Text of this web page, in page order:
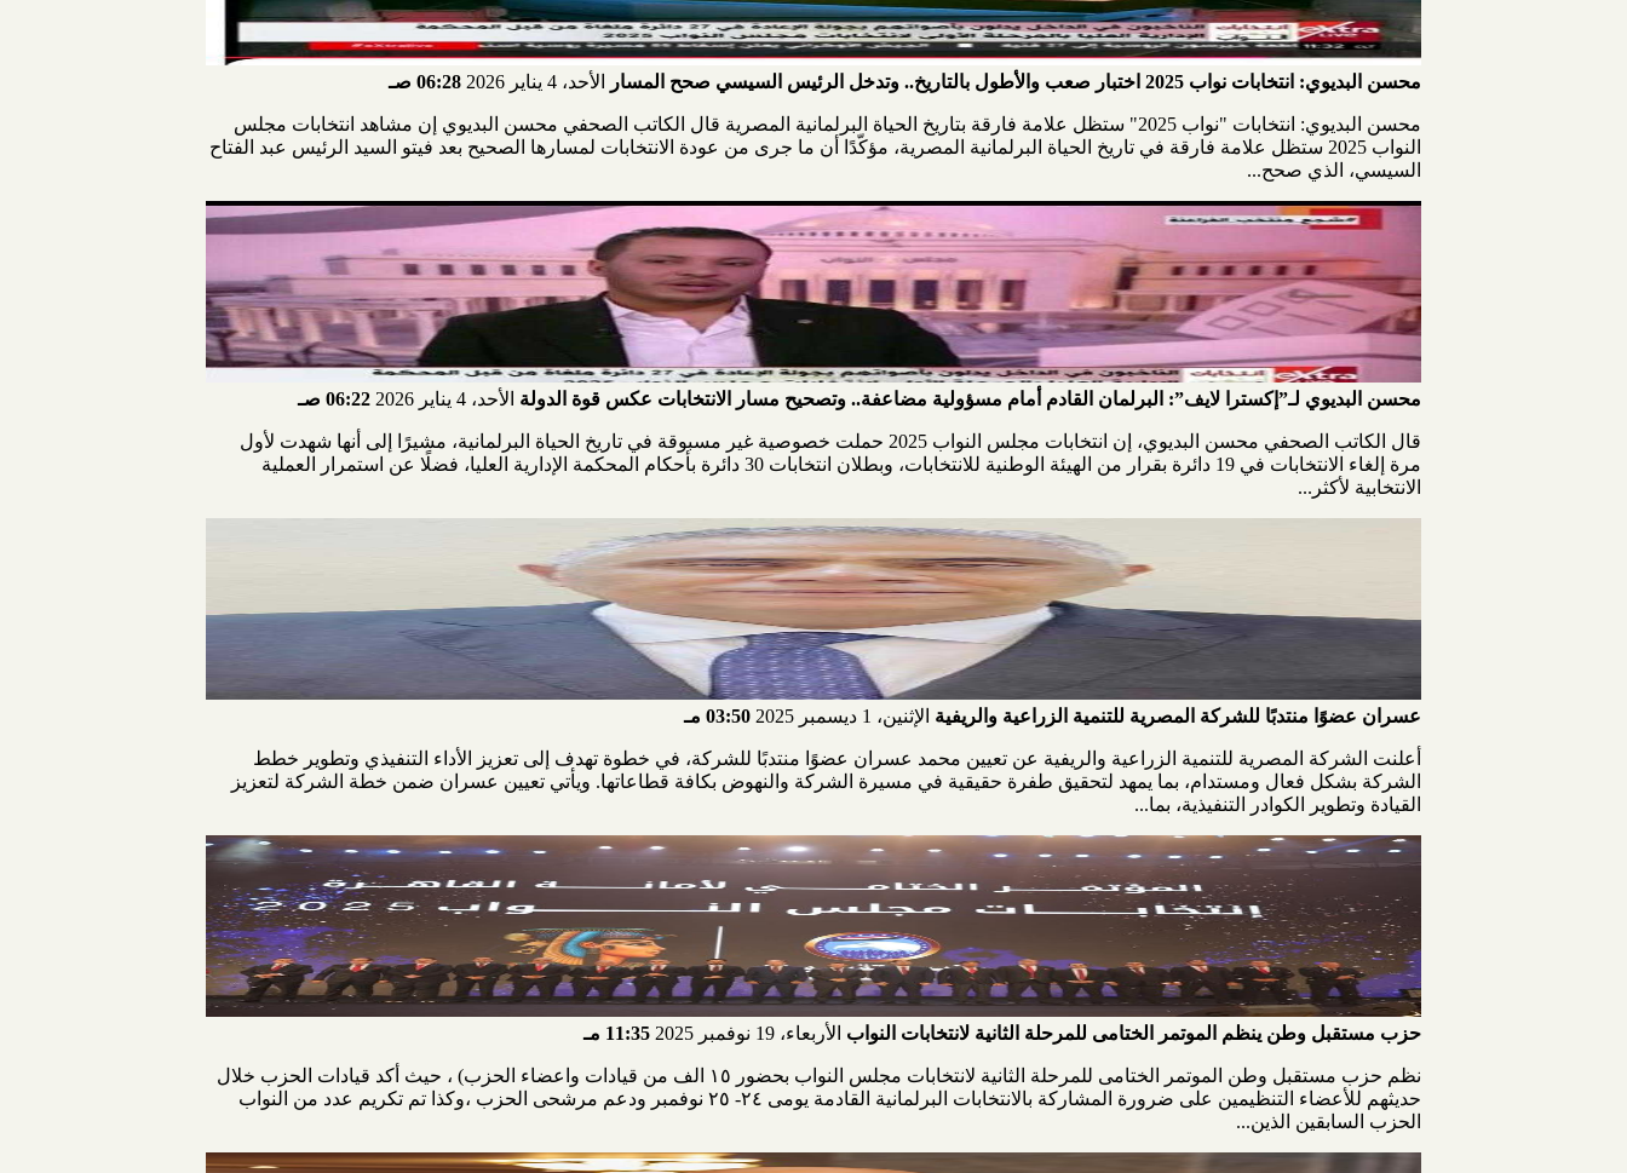
محسن البديوي: انتخابات نواب 2025 اختبار صعب والأطول بالتاريخ.. وتدخل الرئيس السيسي صحح المسار الأحد، 4 يناير 2026 06:28 صـ
محسن البديوي: انتخابات "نواب 2025" ستظل علامة فارقة بتاريخ الحياة البرلمانية المصرية قال الكاتب الصحفي محسن البديوي إن مشاهد انتخابات مجلس
النواب 2025 ستظل علامة فارقة في تاريخ الحياة البرلمانية المصرية، مؤكّدًا أن ما جرى من عودة الانتخابات لمسارها الصحيح بعد فيتو السيد الرئيس عبد الفتاح
السيسي، الذي صحح...
محسن البديوي لـ”إكسترا لايف”: البرلمان القادم أمام مسؤولية مضاعفة.. وتصحيح مسار الانتخابات عكس قوة الدولة الأحد، 4 يناير 2026 06:22 صـ
قال الكاتب الصحفي محسن البديوي، إن انتخابات مجلس النواب 2025 حملت خصوصية غير مسبوقة في تاريخ الحياة البرلمانية، مشيرًا إلى أنها شهدت لأول
مرة إلغاء الانتخابات في 19 دائرة بقرار من الهيئة الوطنية للانتخابات، وبطلان انتخابات 30 دائرة بأحكام المحكمة الإدارية العليا، فضلًا عن استمرار العملية
الانتخابية لأكثر...
عسران عضوًا منتدبًا للشركة المصرية للتنمية الزراعية والريفية الإثنين، 1 ديسمبر 2025 03:50 مـ
أعلنت الشركة المصرية للتنمية الزراعية والريفية عن تعيين محمد عسران عضوًا منتدبًا للشركة، في خطوة تهدف إلى تعزيز الأداء التنفيذي وتطوير خطط
الشركة بشكل فعال ومستدام، بما يمهد لتحقيق طفرة حقيقية في مسيرة الشركة والنهوض بكافة قطاعاتها. ويأتي تعيين عسران ضمن خطة الشركة لتعزيز
القيادة وتطوير الكوادر التنفيذية، بما...
حزب مستقبل وطن ينظم الموتمر الختامى للمرحلة الثانية لانتخابات النواب الأربعاء، 19 نوفمبر 2025 11:35 مـ
نظم حزب مستقبل وطن الموتمر الختامى للمرحلة الثانية لانتخابات مجلس النواب بحضور ١٥ الف من قيادات واعضاء الحزب) ، حيث أكد قيادات الحزب خلال
حديثهم للأعضاء التنظيمين على ضرورة المشاركة بالانتخابات البرلمانية القادمة يومى ٢٤- ٢٥ نوفمبر ودعم مرشحى الحزب ،وكذا تم تكريم عدد من النواب
الحزب السابقين الذين...